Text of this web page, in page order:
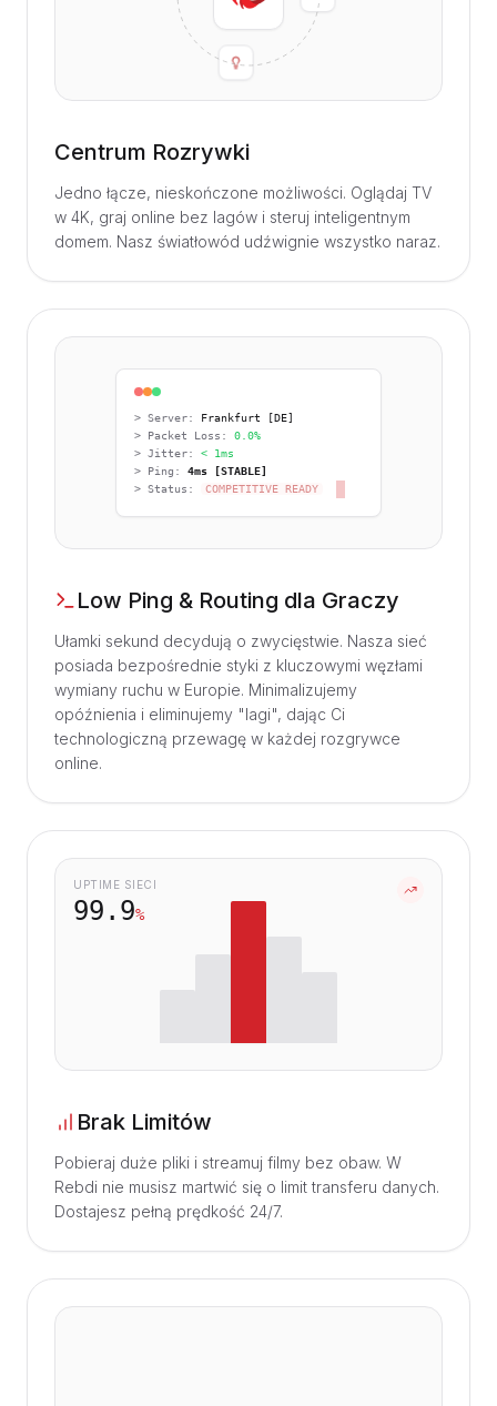
Centrum Rozrywki
Jedno łącze, nieskończone możliwości. Oglądaj TV
w 4K, graj online bez lagów i steruj inteligentnym
domem. Nasz światłowód udźwignie wszystko naraz.
> Server: Frankfurt [DE]
> Packet Loss: 0.0%
> Jitter: < 1ms
> Ping: 4ms [STABLE]
> Status:
COMPETITIVE READY
Low Ping & Routing dla Graczy
Ułamki sekund decydują o zwycięstwie. Nasza sieć
posiada bezpośrednie styki z kluczowymi węzłami
wymiany ruchu w Europie. Minimalizujemy
opóźnienia i eliminujemy "lagi", dając Ci
technologiczną przewagę w każdej rozgrywce
online.
UPTIME SIECI
99.9%
Brak Limitów
Pobieraj duże pliki i streamuj filmy bez obaw. W
Rebdi nie musisz martwić się o limit transferu danych.
Dostajesz pełną prędkość 24/7.